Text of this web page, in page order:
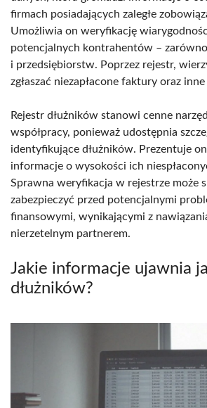
firmach posiadających zaległe
Umożliwia on weryfikację
potencjalnych kontrahentów –
i przedsiębiorstw. Poprzez rejestr,
zgłaszać niezapłacone faktury oraz
Rejestr dłużników stanowi cenne
współpracy, ponieważ udostępnia
identyfikujące dłużników. Prezentuje
informacje o wysokości ich
Sprawna weryfikacja w rejestrze może
zabezpieczyć przed potencjalnymi
finansowymi, wynikającymi z
nierzetelnym partnerem.
Jakie informacje ujawnia
dłużników?